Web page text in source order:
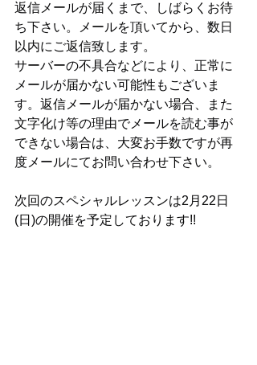
返信メールが届くまで、しばらくお待
ち下さい。メールを頂いてから、数日
以内にご返信致します。
サーバーの不具合などにより、正常に
メールが届かない可能性もございま
す。返信メールが届かない場合、また
文字化け等の理由でメールを読む事が
できない場合は、大変お手数ですが再
度メールにてお問い合わせ下さい。
次回のスペシャルレッスンは2月22日
(日)の開催を予定しております!!